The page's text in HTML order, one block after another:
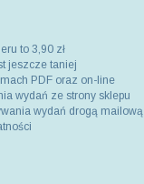
to 3,90 zł
jeszcze taniej
PDF oraz on-line
wydań ze strony sklepu
wydań drogą mailową